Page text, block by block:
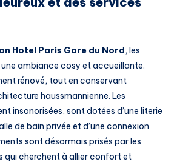
Hotel Paris Gare du Nord, les
ambiance cosy et accueillante.
rénové, tout en conservant
haussmannienne. Les
insonorisées, sont dotées d’une literie
de bain privée et d’une connexion
sont désormais prisés par les
qui cherchent à allier confort et